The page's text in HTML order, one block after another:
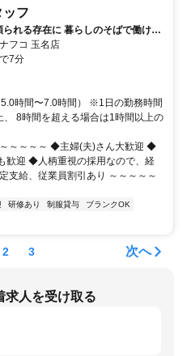
フ
れる存在に 暮らしのそばで働ける
フコ 玉名店
7分
時間〜7.0時間） ※1日の勤務時間
8時間を超える場合は1時間以上の
～～～～ ◆主婦(夫)さん大歓迎 ◆
歓迎 ◆人柄重視の採用なので、経
支給、従業員割引あり ～～～～～
研修あり 制服貸与
ブランクOK
2 3 次へ
求人を受け取る